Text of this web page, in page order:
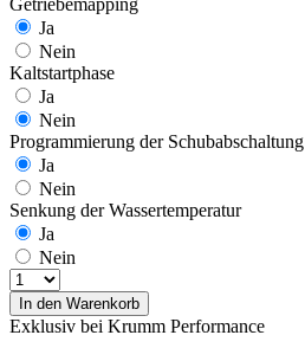
Ja
Nein
Kaltstartphase
Ja
Nein
Programmierung der Schubabschaltung
Ja
Nein
Senkung der Wassertemperatur
Ja
Nein
In den Warenkorb
Exklusiv bei Krumm Performance